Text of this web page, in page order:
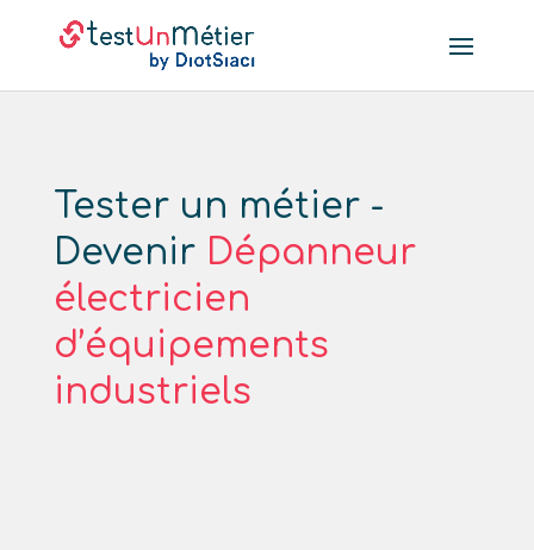
Tester un métier -
Devenir Dépanneur
électricien
d’équipements
industriels